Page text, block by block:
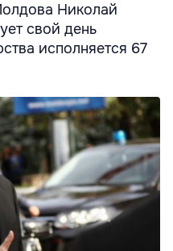
Николай
свой день
исполняется 67